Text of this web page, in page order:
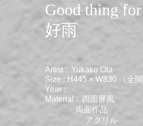
Good thing
​好雨
Artist : Yukako Ota
Size : H445 × W830 （全開
Year :
Material : 四面屏風
​ 両面作品
アクリル